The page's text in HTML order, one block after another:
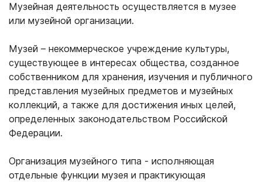
Музейная деятельность осуществляется в музее
или музейной организации.
Музей – некоммерческое учреждение культуры,
существующее в интересах общества, созданное
собственником для хранения, изучения и публичного
представления музейных предметов и музейных
коллекций, а также для достижения иных целей,
определенных законодательством Российской
Федерации.
Организация музейного типа - исполняющая
отдельные функции музея и практикующая